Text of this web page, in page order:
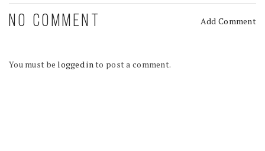
NO COMMENT Add Comment
You must belogged in to post a comment.